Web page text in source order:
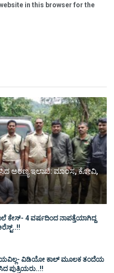
in this browser for the
ಅರಣ್ಯ ಇಲಾಖೆ: ಮಾಂಸ, ಕೋವಿ,
ಕೇಸ್‌- 4 ವರ್ಷದಿಂದ ನಾಪತ್ತೆಯಾಗಿದ್ದ
ವಿಡಿಯೋ ಕಾಲ್ ಮೂಲಕ ತಂದೆಯ
ಪುತ್ರಿಯರು..!!